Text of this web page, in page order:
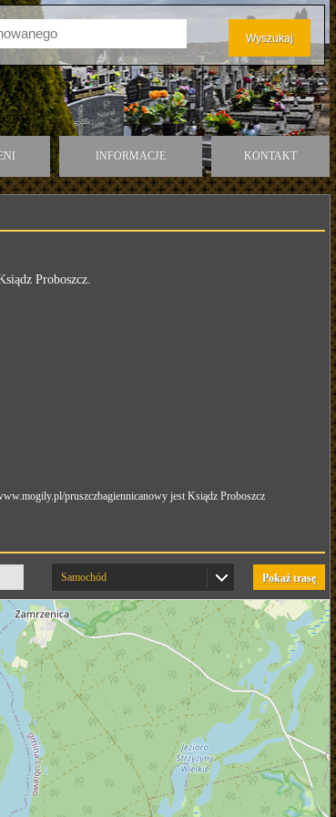
INFORMACJE KONTAKT
Proboszcz.
pruszczbagiennicanowy jest Ksiądz Proboszcz
Pokaż trasę
Samochód